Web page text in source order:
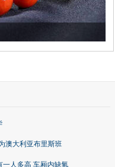
澳大利亚布里斯班
一人多高 车厢内缺氧